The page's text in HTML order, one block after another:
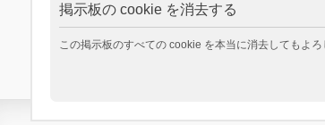
掲示板の cookie を消去する
この掲示板のすべての cookie を本当に消去してもよろ